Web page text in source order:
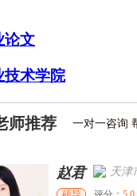
论文
技术学院
师推荐 一对一咨询
赵君 天津